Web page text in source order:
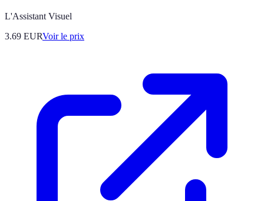
L'Assistant Visuel
3.69 EURVoir le prix